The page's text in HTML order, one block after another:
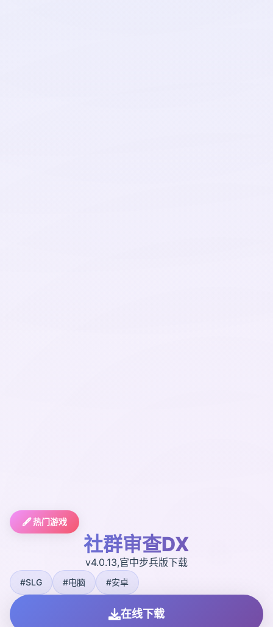
🖋️ 热门游戏
社群审查DX
v4.0.13,官中步兵版下载
#SLG #电脑 #安卓
在线下载